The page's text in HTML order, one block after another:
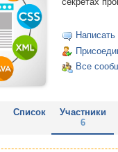
Написать
Все
Список
Участники
6